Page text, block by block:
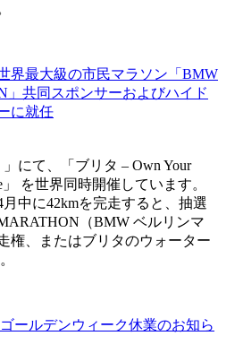
界最大級の市民マラソン「BMW
」共同スポンサーおよびハイド
に就任
」にて、「ブリタ – Own Your
」 を世界同時開催しています。
中に42kmを完走すると、抽選
（BMW ベルリンマ
権、またはブリタのウォーター
ールデンウィーク休業のお知ら